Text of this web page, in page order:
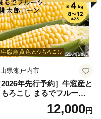
使用 高糖度 西森農園
県瀬戸内市
2026年先行予約］牛窓産と
もろこし まるでフルー
！最高糖度25度超え 生で
い、茹でて美味い！ 黄色
12,000円